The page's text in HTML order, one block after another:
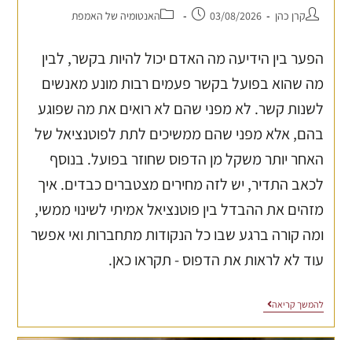
קרן כהן 03/08/2026 האנטומיה של האמפת
הפער בין הידיעה מה האדם יכול להיות בקשר, לבין
מה שהוא בפועל בקשר פעמים רבות מונע מאנשים
לשנות קשר. לא מפני שהם לא רואים את מה שפוגע
בהם, אלא מפני שהם ממשיכים לתת לפוטנציאל של
האחר יותר משקל מן הדפוס שחוזר בפועל. בנוסף
לכאב התדיר, יש לזה מחירים מצטברים כבדים. איך
מזהים את ההבדל בין פוטנציאל אמיתי לשינוי ממשי,
ומה קורה ברגע שבו כל הנקודות מתחברות ואי אפשר
עוד לא לראות את הדפוס - תקראו כאן.
להמשך קריאה